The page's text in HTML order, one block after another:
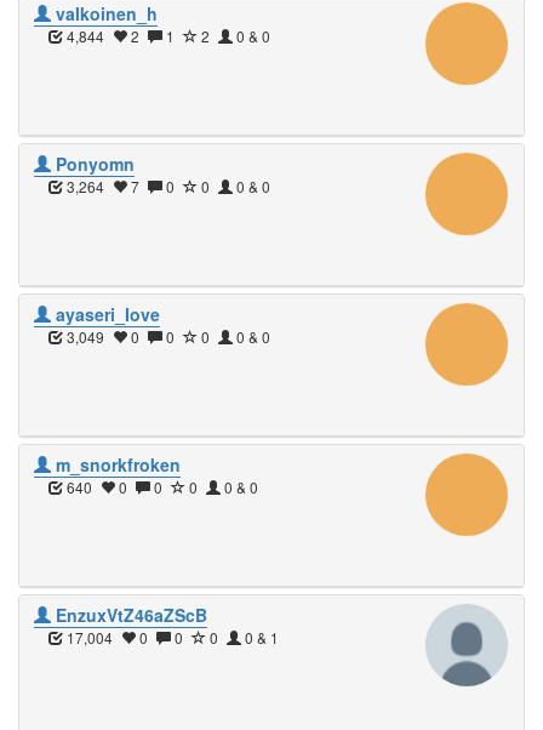
valkoinen_h
4,844 2 1 2 0 & 0
Ponyomn
3,264 7 0 0 0 & 0
ayaseri_Iove
3,049 0 0 0 0 & 0
m_snorkfroken
640 0 0 0 0 & 0
EnzuxVtZ46aZScB
17,004 0 0 0 0 & 1